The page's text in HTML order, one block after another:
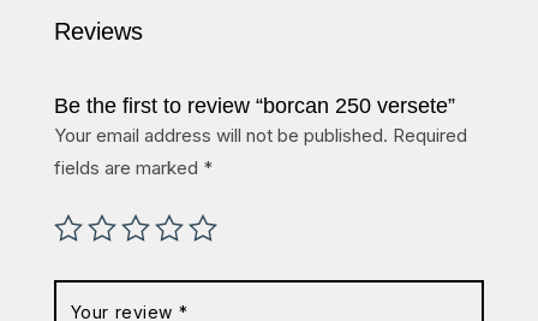
Reviews
Be the first to review “borcan 250 versete”
Your email address will not be published. Required
fields are marked *